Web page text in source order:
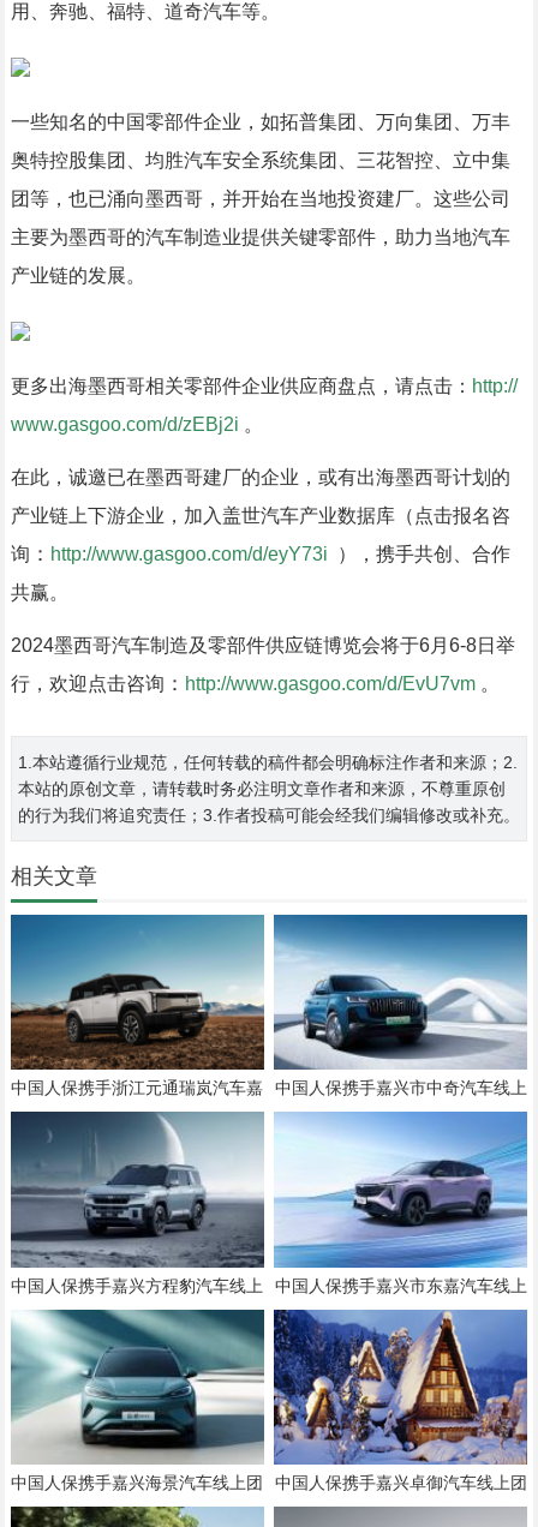
用、奔驰、福特、道奇汽车等。
一些知名的中国零部件企业，如拓普集团、万向集团、万丰
奥特控股集团、均胜汽车安全系统集团、三花智控、立中集
团等，也已涌向墨西哥，并开始在当地投资建厂。这些公司
主要为墨西哥的汽车制造业提供关键零部件，助力当地汽车
产业链的发展。
更多出海墨西哥相关零部件企业供应商盘点，请点击： http://
www.gasgoo.com/d/zEBj2i 。
在此，诚邀已在墨西哥建厂的企业，或有出海墨西哥计划的
产业链上下游企业，加入盖世汽车产业数据库（点击报名咨
询 ： http://www.gasgoo.com/d/eyY73i ），携手共创、合作
共赢。
2024墨西哥汽车制造及零部件供应链博览会将于6月6-8日举
行，欢迎点击咨询 ： http://www.gasgoo.com/d/EvU7vm。
1.本站遵循行业规范，任何转载的稿件都会明确标注作者和来源；2.
本站的原创文章，请转载时务必注明文章作者和来源，不尊重原创
的行为我们将追究责任；3.作者投稿可能会经我们编辑修改或补充。
相关文章
中国人保携手浙江元通瑞岚汽车嘉
兴分公司线上团购会
中国人保携手嘉兴市中奇汽车线上
团购会
中国人保携手嘉兴方程豹汽车线上
团购会
中国人保携手嘉兴市东嘉汽车线上
团购会
中国人保携手嘉兴海景汽车线上团
购会
中国人保携手嘉兴卓御汽车线上团
购会